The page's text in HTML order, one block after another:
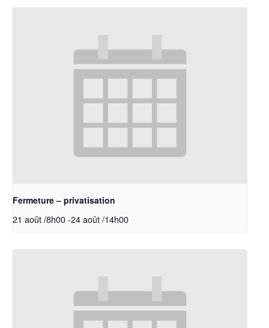
Fermeture – privatisation
21 août /8h00-24 août /14h00